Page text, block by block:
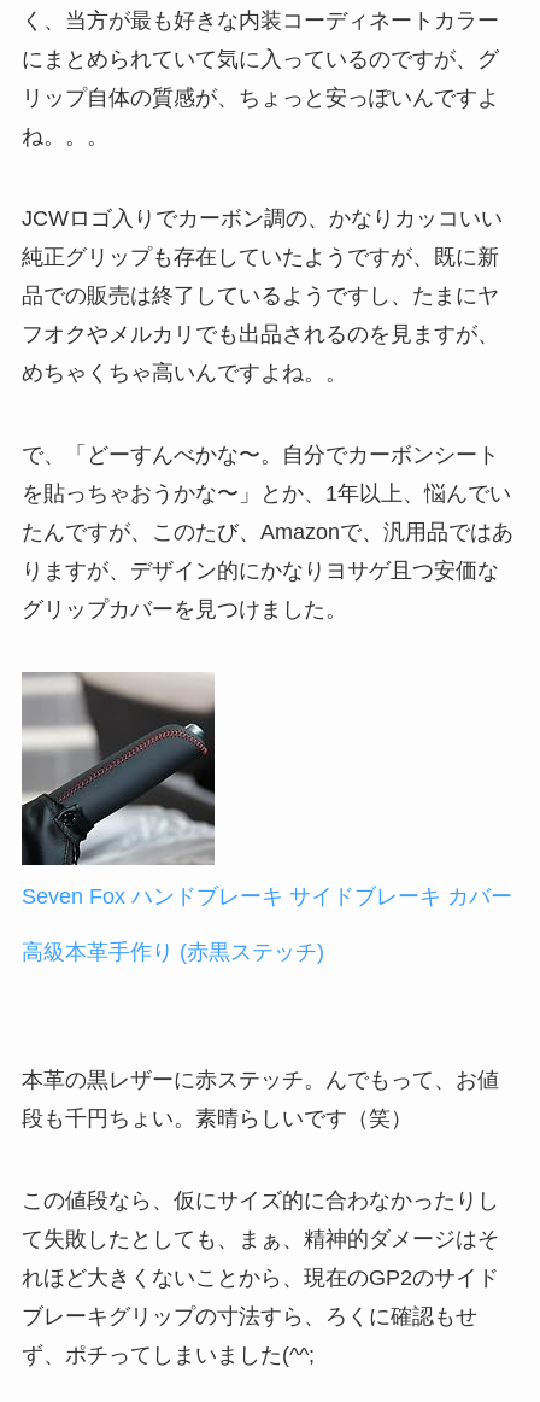
く、当方が最も好きな内装コーディネートカラー
にまとめられていて気に入っているのですが、グ
リップ自体の質感が、ちょっと安っぽいんですよ
ね。。。
JCWロゴ入りでカーボン調の、かなりカッコいい
純正グリップも存在していたようですが、既に新
品での販売は終了しているようですし、たまにヤ
フオクやメルカリでも出品されるのを見ますが、
めちゃくちゃ高いんですよね。。
で、「どーすんべかな〜。自分でカーボンシート
を貼っちゃおうかな〜」とか、1年以上、悩んでい
たんですが、このたび、Amazonで、汎用品ではあ
りますが、デザイン的にかなりヨサゲ且つ安価な
グリップカバーを見つけました。
Seven Fox ハンドブレーキ サイドブレーキ カバー
高級本革手作り (赤黒ステッチ)
本革の黒レザーに赤ステッチ。んでもって、お値
段も千円ちょい。素晴らしいです（笑）
この値段なら、仮にサイズ的に合わなかったりし
て失敗したとしても、まぁ、精神的ダメージはそ
れほど大きくないことから、現在のGP2のサイド
ブレーキグリップの寸法すら、ろくに確認もせ
ず、ポチってしまいました(^^;